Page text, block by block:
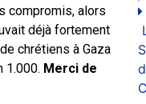
compromis, alors
déjà fortement
chrétiens à Gaza
1.000. Merci de